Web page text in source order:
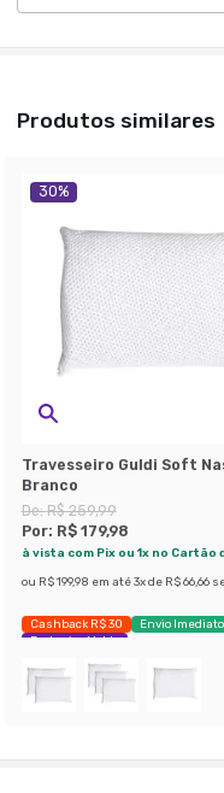
Produtos similares
30%
Travesseiro Guldi Soft
Branco
De:R$ 259,99
Por: R$ 179,98
à vista com Pix ou 1x no Cartão
ou R$ 199,98 em até 3x de R$ 66,66
Cashback R$ 30
Envio Imediato
Exclusivo Mobly